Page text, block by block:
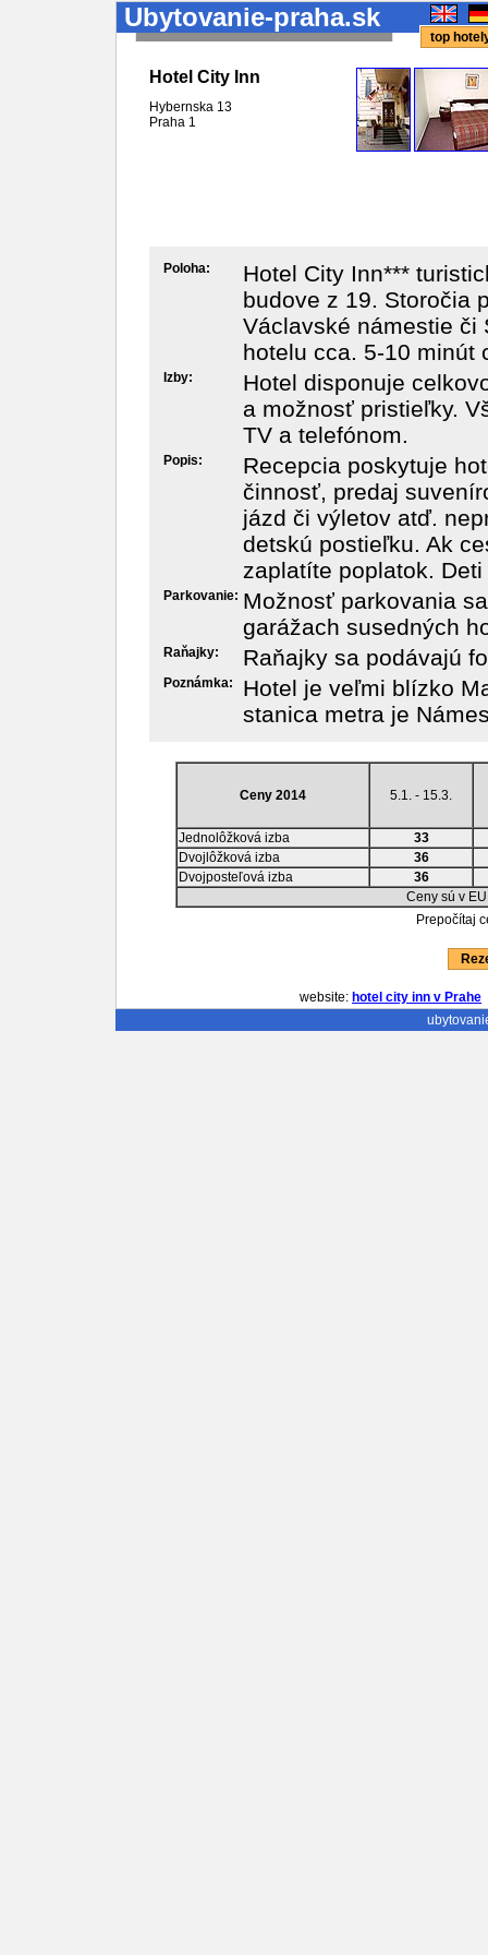
Ubytovanie-praha.sk
top
Hotel City Inn
Hybernska 13
Praha 1
Poloha:
Hotel City Inn***
budove z 19. Storočia
Václavské námestie či
hotelu cca. 5-10 minút
Izby:
Hotel disponuje
a možnosť pristieľky.
TV a telefónom.
Popis:
Recepcia poskytuje
činnosť, predaj
jázd či výletov atď.
detskú postieľku. Ak
zaplatíte poplatok.
Parkovanie: Možnosť parkovania
garážach susedných
Raňajky: Raňajky sa podávajú
Poznámka:
Hotel je veľmi blízko
stanica metra je
Ceny 2014 5.1. - 15.3.
Jednolôžková izba
33
Dvojlôžková izba
36
Dvojposteľová izba
36
Ceny sú v
Prepočítaj
website: hotel city inn v Prahe